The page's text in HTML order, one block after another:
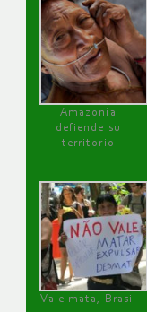
Amazonía
defiende su
territorio
Vale mata, Brasil